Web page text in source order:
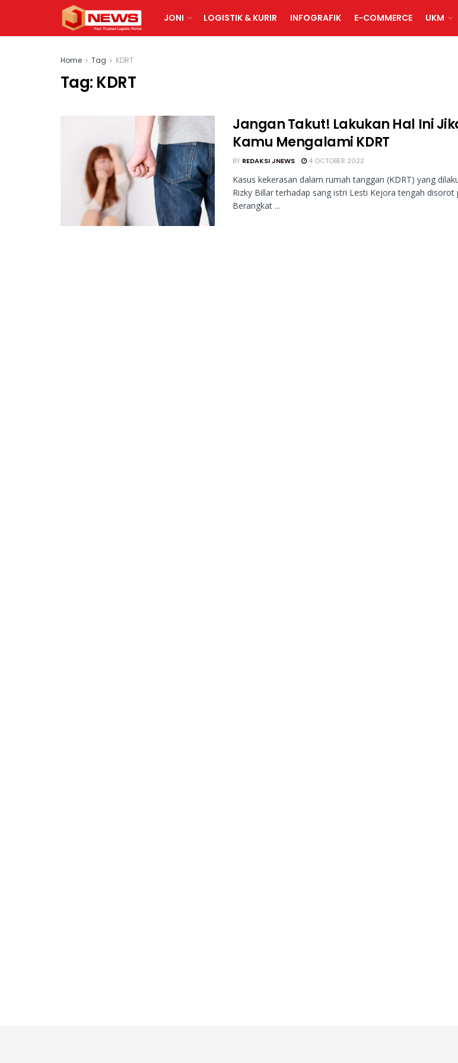
JONI LOGISTIK & KURIR INFOGRAFIK E-COMMERCE UKM
Home Tag KDRT
Tag: KDRT
Jangan Takut! Lakukan Hal Ini
Kamu Mengalami KDRT
BY REDAKSI JNEWS 4 OCTOBER 2022
Kasus kekerasan dalam rumah tanggan (KDRT) yang
Rizky Billar terhadap sang istri Lesti Kejora tengah disorot
Berangkat ...